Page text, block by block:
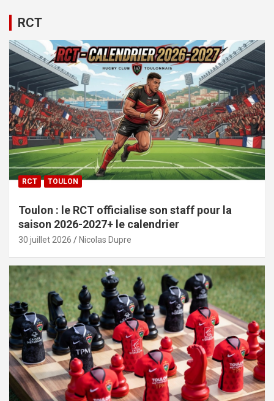
RCT
RCT TOULON
Toulon : le RCT officialise son staff pour la
saison 2026-2027+ le calendrier
30 juillet 2026 Nicolas Dupre